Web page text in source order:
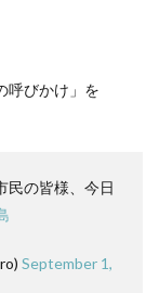
呼びかけ」を
民の皆様、今日
September 1,